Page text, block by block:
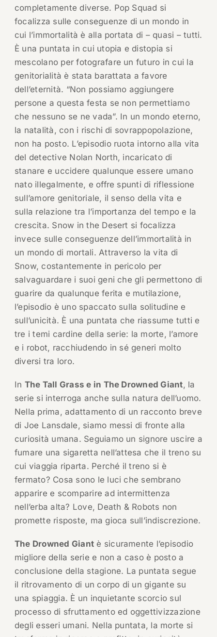
completamente diverse. Pop Squad si
focalizza sulle conseguenze di un mondo in
cui l’immortalità è alla portata di – quasi – tutti.
È una puntata in cui utopia e distopia si
mescolano per fotografare un futuro in cui la
genitorialità è stata barattata a favore
dell’eternità. “Non possiamo aggiungere
persone a questa festa se non permettiamo
che nessuno se ne vada”. In un mondo eterno,
la natalità, con i rischi di sovrappopolazione,
non ha posto. L’episodio ruota intorno alla vita
del detective Nolan North, incaricato di
stanare e uccidere qualunque essere umano
nato illegalmente, e offre spunti di riflessione
sull’amore genitoriale, il senso della vita e
sulla relazione tra l’importanza del tempo e la
crescita. Snow in the Desert si focalizza
invece sulle conseguenze dell’immortalità in
un mondo di mortali. Attraverso la vita di
Snow, costantemente in pericolo per
salvaguardare i suoi geni che gli permettono di
guarire da qualunque ferita e mutilazione,
l’episodio è uno spaccato sulla solitudine e
sull’unicità. È una puntata che riassume tutti e
tre i temi cardine della serie: la morte, l’amore
e i robot, racchiudendo in sé generi molto
diversi tra loro.
In The Tall Grass e in The Drowned Giant, la
serie si interroga anche sulla natura dell’uomo.
Nella prima, adattamento di un racconto breve
di Joe Lansdale, siamo messi di fronte alla
curiosità umana. Seguiamo un signore uscire a
fumare una sigaretta nell’attesa che il treno su
cui viaggia riparta. Perché il treno si è
fermato? Cosa sono le luci che sembrano
apparire e scomparire ad intermittenza
nell’erba alta? Love, Death & Robots non
promette risposte, ma gioca sull’indiscrezione.
The Drowned Giant è sicuramente l’episodio
migliore della serie e non a caso è posto a
conclusione della stagione. La puntata segue
il ritrovamento di un corpo di un gigante su
una spiaggia. È un inquietante scorcio sul
processo di sfruttamento ed oggettivizzazione
degli esseri umani. Nella puntata, la morte si